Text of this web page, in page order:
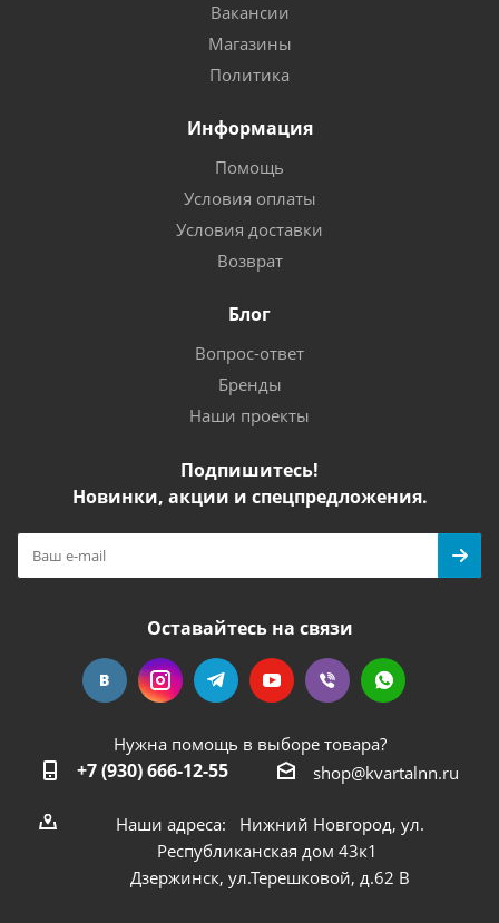
Вакансии
Магазины
Политика
Информация
Помощь
Условия оплаты
Условия доставки
Возврат
Блог
Вопрос-ответ
Бренды
Наши проекты
Подпишитесь!
Новинки, акции и спецпредложения.
Оставайтесь на связи
Нужна помощь в выборе товара?
+7 (930) 666-12-55 shop@kvartalnn.ru
Наши адреса: Нижний Новгород, ул.
Республиканская дом 43к1
Дзержинск, ул.Терешковой, д.62 В